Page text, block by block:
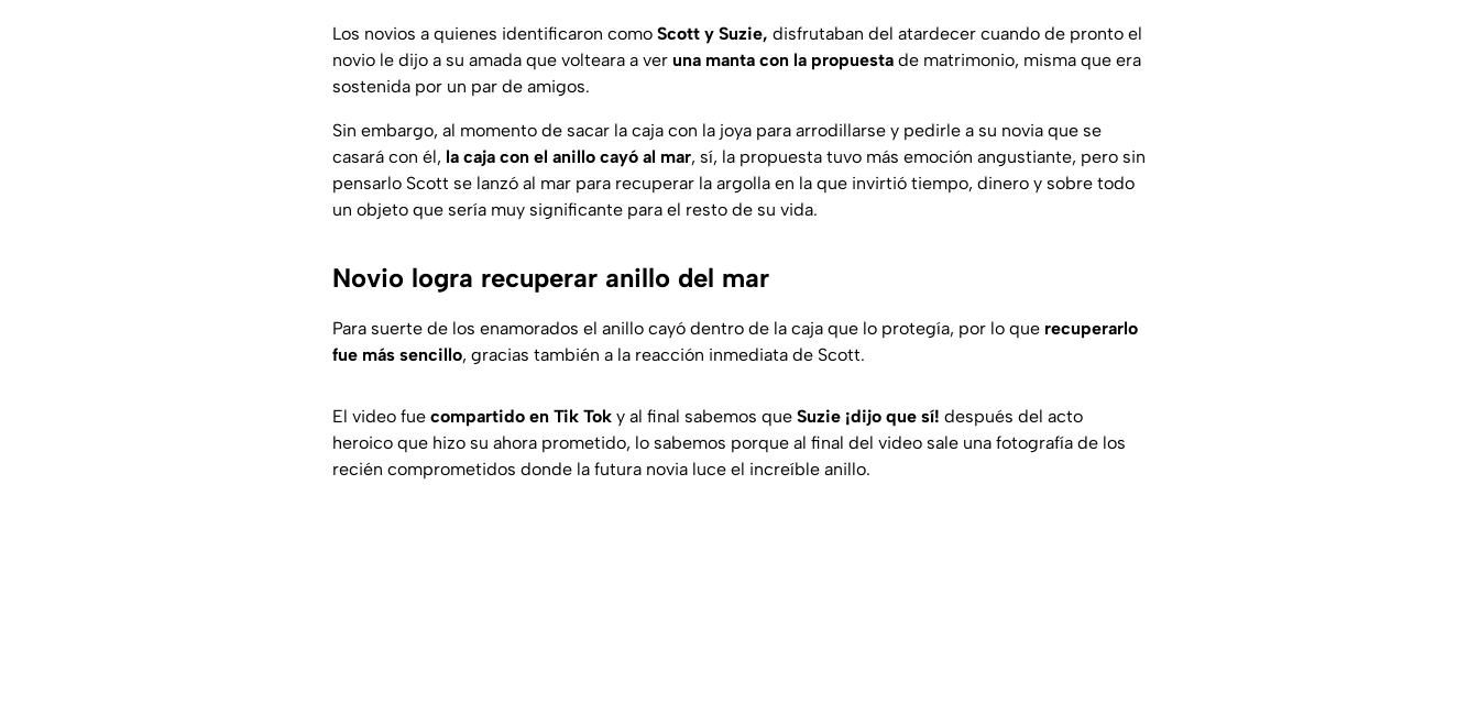
Los novios a quienes identificaron como Scott y Suzie, disfrutaban del atardecer cuando de pronto el
novio le dijo a su amada que volteara a ver una manta con la propuesta de matrimonio, misma que era
sostenida por un par de amigos.
Sin embargo, al momento de sacar la caja con la joya para arrodillarse y pedirle a su novia que se
casará con él, la caja con el anillo cayó al mar, sí, la propuesta tuvo más emoción angustiante, pero sin
pensarlo Scott se lanzó al mar para recuperar la argolla en la que invirtió tiempo, dinero y sobre todo
un objeto que sería muy significante para el resto de su vida.
Novio logra recuperar anillo del mar
Para suerte de los enamorados el anillo cayó dentro de la caja que lo protegía, por lo que recuperarlo
fue más sencillo, gracias también a la reacción inmediata de Scott.
El video fue compartido en Tik Tok y al final sabemos que Suzie ¡dijo que sí! después del acto
heroico que hizo su ahora prometido, lo sabemos porque al final del video sale una fotografía de los
recién comprometidos donde la futura novia luce el increíble anillo.